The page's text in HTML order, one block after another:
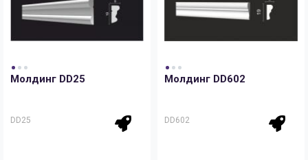
Молдинг DD25
DD25
Молдинг DD602
DD602